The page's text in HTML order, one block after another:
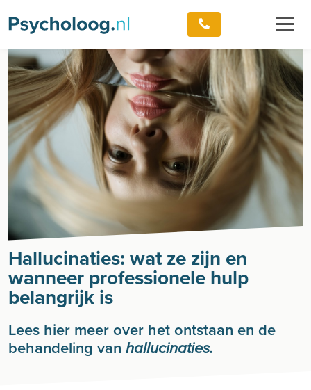
Hallucinaties: wat ze zijn en
wanneer professionele hulp
belangrijk is
Lees hier meer over het ontstaan en de
behandeling van hallucinaties.